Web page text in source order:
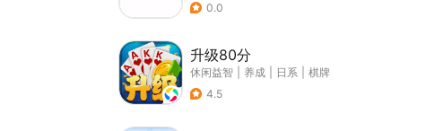
0.0
升级80分
休闲益智 养成 日系
棋牌
4.5